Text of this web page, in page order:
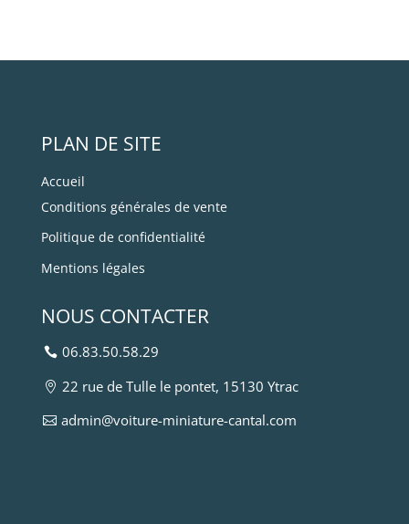
PLAN DE SITE
Accueil
Conditions générales de vente
Politique de confidentialité
Mentions légales
NOUS CONTACTER
06.83.50.58.29
22 rue de Tulle le pontet, 15130 Ytrac
admin@voiture-miniature-cantal.com